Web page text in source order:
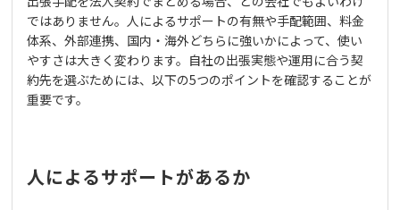
ではありません。人によるサポートの有無や手配範囲、料金
体系、外部連携、国内・海外どちらに強いかによって、使い
やすさは大きく変わります。自社の出張実態や運用に合う契
約先を選ぶためには、以下の5つのポイントを確認することが
重要です。
人によるサポートがあるか